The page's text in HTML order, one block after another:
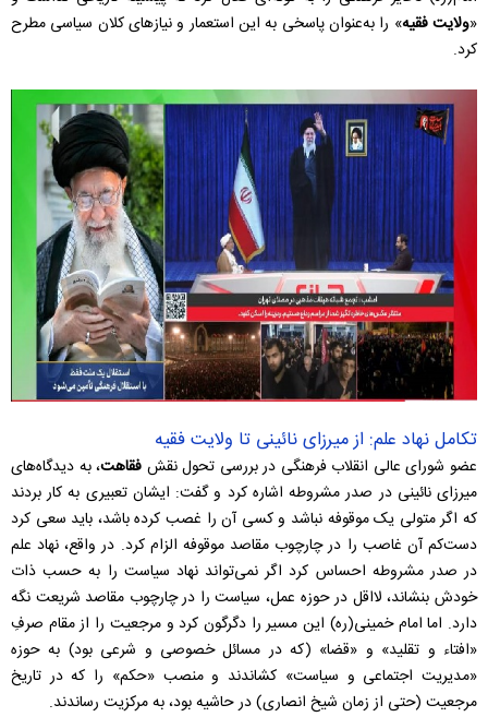
«ولایت فقیه» را به‌عنوان پاسخی به این استعمار و نیازهای کلان سیاسی مطرح
کرد.
تکامل نهاد علم: از میرزای نائینی تا ولایت فقیه
عضو شورای عالی انقلاب فرهنگی در بررسی تحول نقش فقاهت، به دیدگاه‌های
میرزای نائینی در صدر مشروطه اشاره کرد و گفت: ایشان تعبیری به کار بردند
که اگر متولی یک موقوفه نباشد و کسی آن را غصب کرده باشد، باید سعی کرد
دست‌کم آن غاصب را در چارچوب مقاصد موقوفه الزام کرد. در واقع، نهاد علم
در صدر مشروطه احساس کرد اگر نمی‌تواند نهاد سیاست را به حسب ذات
خودش بنشاند، لااقل در حوزه عمل، سیاست را در چارچوب مقاصد شریعت نگه
دارد. اما امام خمینی(ره) این مسیر را دگرگون کرد و مرجعیت را از مقام صرفِ
«افتاء و تقلید» و «قضا» (که در مسائل خصوصی و شرعی بود) به حوزه
«مدیریت اجتماعی و سیاست» کشاندند و منصب «حکم» را که در تاریخ
مرجعیت (حتی از زمان شیخ انصاری) در حاشیه بود، به مرکزیت رساندند.